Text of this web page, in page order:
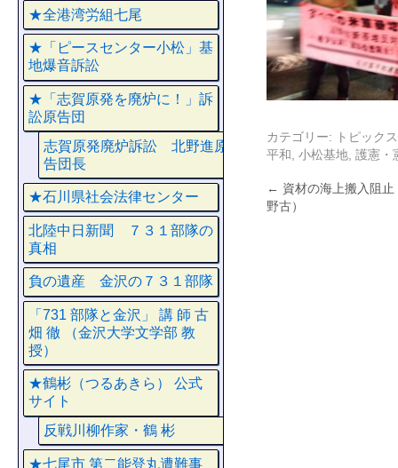
カテゴリー:
トピックス
平和 小松基地 護憲・
← 資材の海上搬入阻
野古）
★全港湾労組七尾
★「ピースセンター小松」基
地爆音訴訟
★「志賀原発を廃炉に！」訴
訟原告団
志賀原発廃炉訴訟 北野進原
告団長
★石川県社会法律センター
北陸中日新聞 ７３１部隊の
真相
負の遺産 金沢の７３１部隊
「731 部隊と金沢」 講 師 古
畑 徹 （金沢大学文学部 教
授）
★鶴彬（つるあきら） 公式
サイト
反戦川柳作家・鶴 彬
★七尾市 第二能登丸遭難事